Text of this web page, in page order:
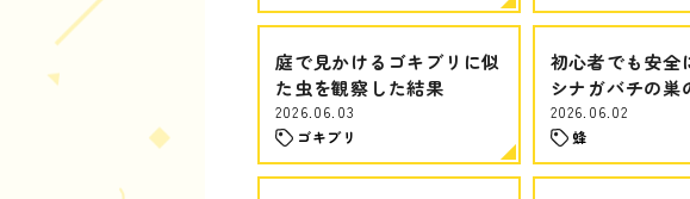
庭で見かけるゴキブリに似
た虫を観察した結果
2026.06.03
ゴキブリ
初心者でも安全
シナガバチの巣
2026.06.02
蜂